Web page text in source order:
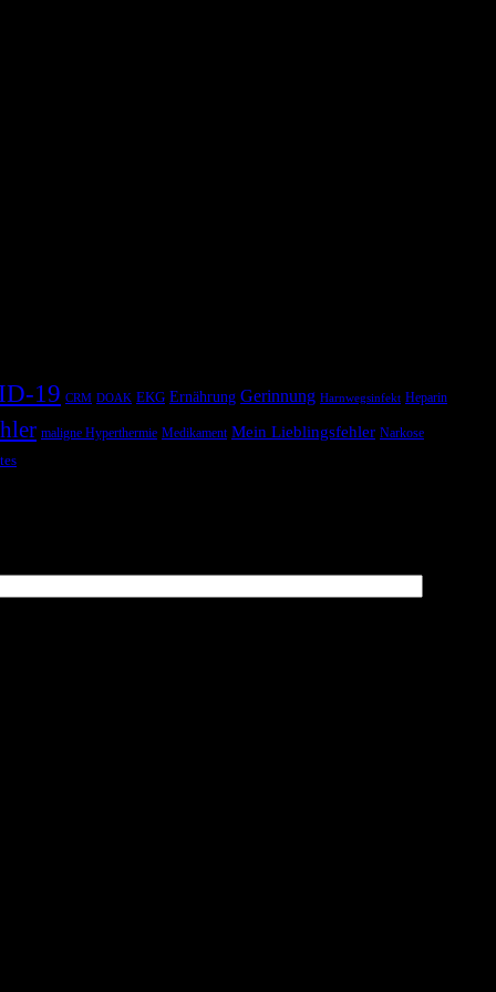
19 CRM DOAK EKG Ernährung Gerinnung Harnwegsinfekt Heparin
maligne Hyperthermie Medikament Mein Lieblingsfehler Narkose